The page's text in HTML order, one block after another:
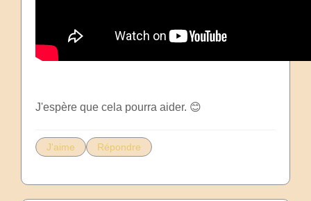
J'espère que cela pourra aider. 😊
J'aime Répondre